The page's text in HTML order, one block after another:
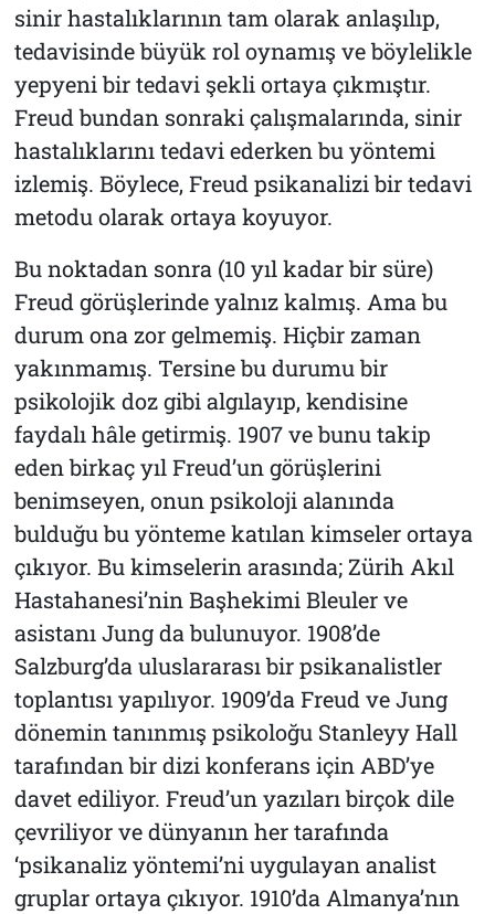
sinir hastalıklarının tam olarak anlaşılıp,
tedavisinde büyük rol oynamış ve böylelikle
yepyeni bir tedavi şekli ortaya çıkmıştır.
Freud bundan sonraki çalışmalarında, sinir
hastalıklarını tedavi ederken bu yöntemi
izlemiş. Böylece, Freud psikanalizi bir tedavi
metodu olarak ortaya koyuyor.
Bu noktadan sonra (10 yıl kadar bir süre)
Freud görüşlerinde yalnız kalmış. Ama bu
durum ona zor gelmemiş. Hiçbir zaman
yakınmamış. Tersine bu durumu bir
psikolojik doz gibi algılayıp, kendisine
faydalı hâle getirmiş. 1907 ve bunu takip
eden birkaç yıl Freud’un görüşlerini
benimseyen, onun psikoloji alanında
bulduğu bu yönteme katılan kimseler ortaya
çıkıyor. Bu kimselerin arasında; Zürih Akıl
Hastahanesi’nin Başhekimi Bleuler ve
asistanı Jung da bulunuyor. 1908’de
Salzburg’da uluslararası bir psikanalistler
toplantısı yapılıyor. 1909’da Freud ve Jung
dönemin tanınmış psikoloğu Stanleyy Hall
tarafından bir dizi konferans için ABD’ye
davet ediliyor. Freud’un yazıları birçok dile
çevriliyor ve dünyanın her tarafında
‘psikanaliz yöntemi’ni uygulayan analist
gruplar ortaya çıkıyor. 1910’da Almanya’nın